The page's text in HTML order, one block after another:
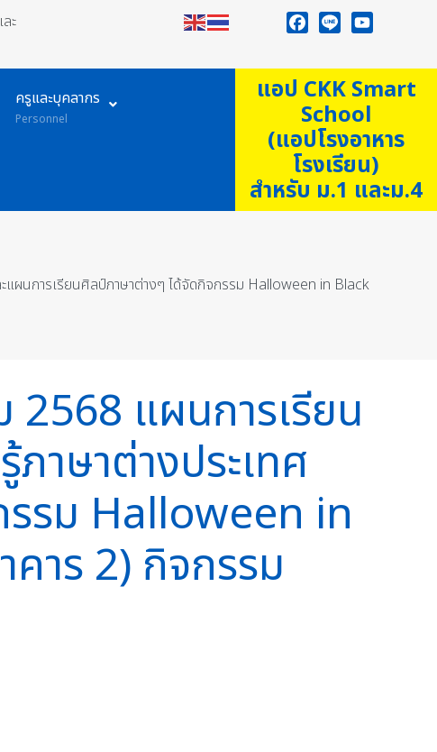
ะ
ครูและบุคลากร
Personnel
แอป CKK Smart
School
(แอปโรงอาหาร
โรงเรียน)
สำหรับ ม.1 และม.4
ผนการเรียนศิลป์ภาษาต่างๆ ได้จัดกิจกรรม Halloween in Black
แผนการเรียน
าษาต่างประเทศ
รรม Halloween in
าร 2) กิจกรรม